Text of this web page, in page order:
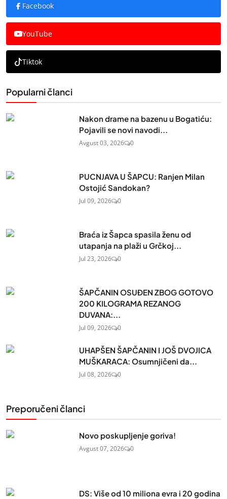
Facebook
YouTube
Tiktok
Popularni članci
Nakon drame na bazenu u Bogatiću:
Pojavili se novi navodi...
Avgust 03, 2026 0
PUCNJAVA U ŠAPCU: Ranjen Milan
Ostojić Sandokan?
Jul 09, 2026 0
Braća iz Šapca spasila ženu od
utapanja na plaži u Grčkoj...
Jul 23, 2026 0
ŠAPČANIN OSUĐEN ZBOG GOTOVO
200 KILOGRAMA REZANOG
DUVANA:...
Jul 09, 2026 0
UHAPŠEN ŠAPČANIN I JOŠ DVOJICA
MUŠKARACA: Osumnjičeni da...
Jul 08, 2026 0
Preporučeni članci
Novo poskupljenje goriva!
Avgust 07, 2026 0
DS: Više od 10 miliona evra i 20 godina